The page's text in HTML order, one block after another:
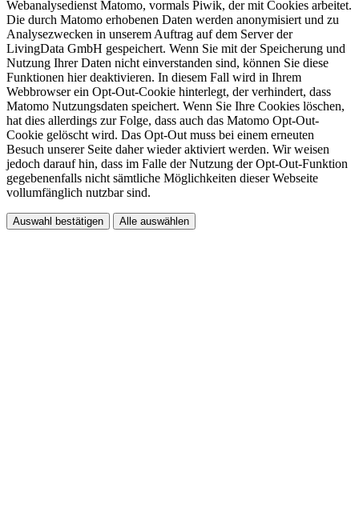
Webanalysedienst Matomo, vormals Piwik, der mit Cookies arbeitet.
Die durch Matomo erhobenen Daten werden anonymisiert und zu
Analysezwecken in unserem Auftrag auf dem Server der
LivingData GmbH gespeichert. Wenn Sie mit der Speicherung und
Nutzung Ihrer Daten nicht einverstanden sind, können Sie diese
Funktionen hier deaktivieren. In diesem Fall wird in Ihrem
Webbrowser ein Opt-Out-Cookie hinterlegt, der verhindert, dass
Matomo Nutzungsdaten speichert. Wenn Sie Ihre Cookies löschen,
hat dies allerdings zur Folge, dass auch das Matomo Opt-Out-
Cookie gelöscht wird. Das Opt-Out muss bei einem erneuten
Besuch unserer Seite daher wieder aktiviert werden. Wir weisen
jedoch darauf hin, dass im Falle der Nutzung der Opt-Out-Funktion
gegebenenfalls nicht sämtliche Möglichkeiten dieser Webseite
vollumfänglich nutzbar sind.
Auswahl bestätigen Alle auswählen